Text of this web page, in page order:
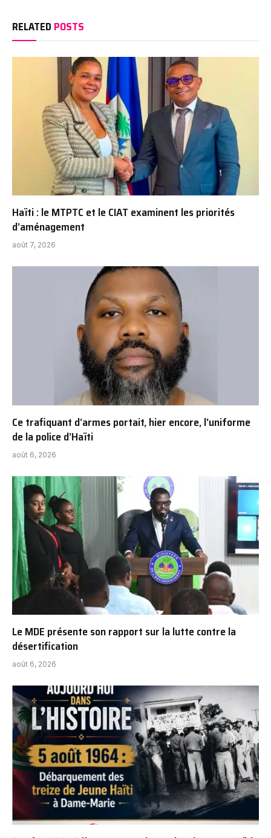
RELATED POSTS
Haïti : le MTPTC et le CIAT examinent les priorités
d’aménagement
août 7, 2026
Ce trafiquant d’armes portait, hier encore, l’uniforme
de la police d’Haïti
août 6, 2026
Le MDE présente son rapport sur la lutte contre la
désertification
août 6, 2026